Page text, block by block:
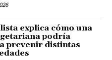
explica cómo una
podría
prevenir distintas